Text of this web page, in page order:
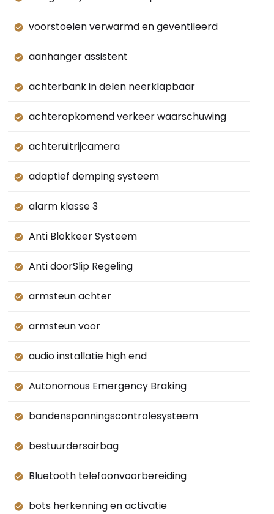
voorstoelen verwarmd en geventileerd
aanhanger assistent
achterbank in delen neerklapbaar
achteropkomend verkeer waarschuwing
achteruitrijcamera
adaptief demping systeem
alarm klasse 3
Anti Blokkeer Systeem
Anti doorSlip Regeling
armsteun achter
armsteun voor
audio installatie high end
Autonomous Emergency Braking
bandenspanningscontrolesysteem
bestuurdersairbag
Bluetooth telefoonvoorbereiding
bots herkenning en activatie